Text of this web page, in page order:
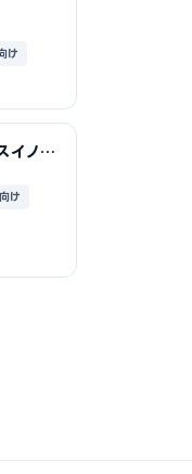
け
イノベ
会社
け